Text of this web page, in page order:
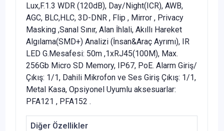
Lux,F.1.3 WDR (120dB), Day/Night(ICR), AWB,
AGC, BLC,HLC, 3D-DNR , Flip , Mirror , Privacy
Masking ,Sanal Sınır, Alan İhlali, Akıllı Hareket
Algılama(SMD+) Analizi (İnsan&Araç Ayrımı), IR
LED G.Mesafesi: 50m ,1xRJ45(100M), Max.
256Gb Micro SD Memory, IP67, PoE. Alarm Giriş/
Çıkış: 1/1, Dahili Mikrofon ve Ses Giriş Çıkış: 1/1,
Metal Kasa, Opsiyonel Uyumlu aksesuarlar:
PFA121 , PFA152 .
Diğer Özellikler